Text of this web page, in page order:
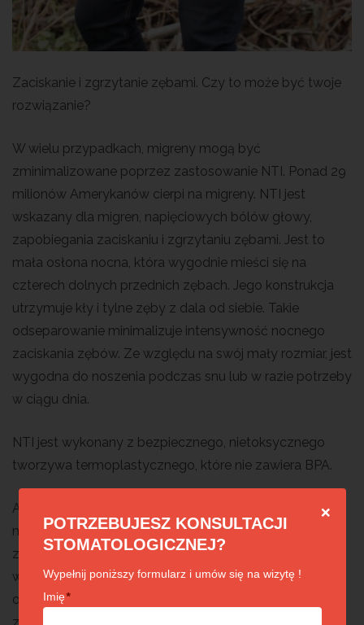
Zaciskanie i zgrzytanie zębami. Czy to może być twoje
rozwiązanie?
W wielu przypadkach, migreny mogą być
zminimalizowane poprzez zastosowanie NTI. Ponad 29
milionów Amerykanów cierpi na migreny. NTI jest
wskazany dla migren, napięciowych bólów głowy,
zapobiegania zaciskaniu i zgrzytaniu zębami. Jest to
mała osłona nocna, która wygodnie mieści się na
czterech dolnych przednich zębach. Jego konstrukcja
utrzymuje kły i tylne zęby z dala od siebie. Takie
odseparowanie minimalizuje intensywność nocnego
zaciskania zębów. Ze względu na swój mały rozmiar, jest
wygodna do noszenia podczas snu lub w razie potrzeby
w ciągu dnia.
NTI jest wykonany z bezpiecznego, nietoksycznego
tworzywa termoplastycznego, które nie zawiera BPA.
Aby zademonstrować działanie NTI, należy dotknąć
mięśni skroni, a następnie tylnymi zębami jak najmocniej
zacisnąć ołówek. Mięśnie skroniowe będą się
wybrzuszać i intensywnie kurczyć, gdy będziesz gryzł
ołówek, podczas gdy przy użyciu tylko przednich
❌
POTRZEBUJESZ KONSULTACJI
STOMATOLOGICZNEJ?
Wypełnij poniższy formularz i umów się na wizytę !
Imię*